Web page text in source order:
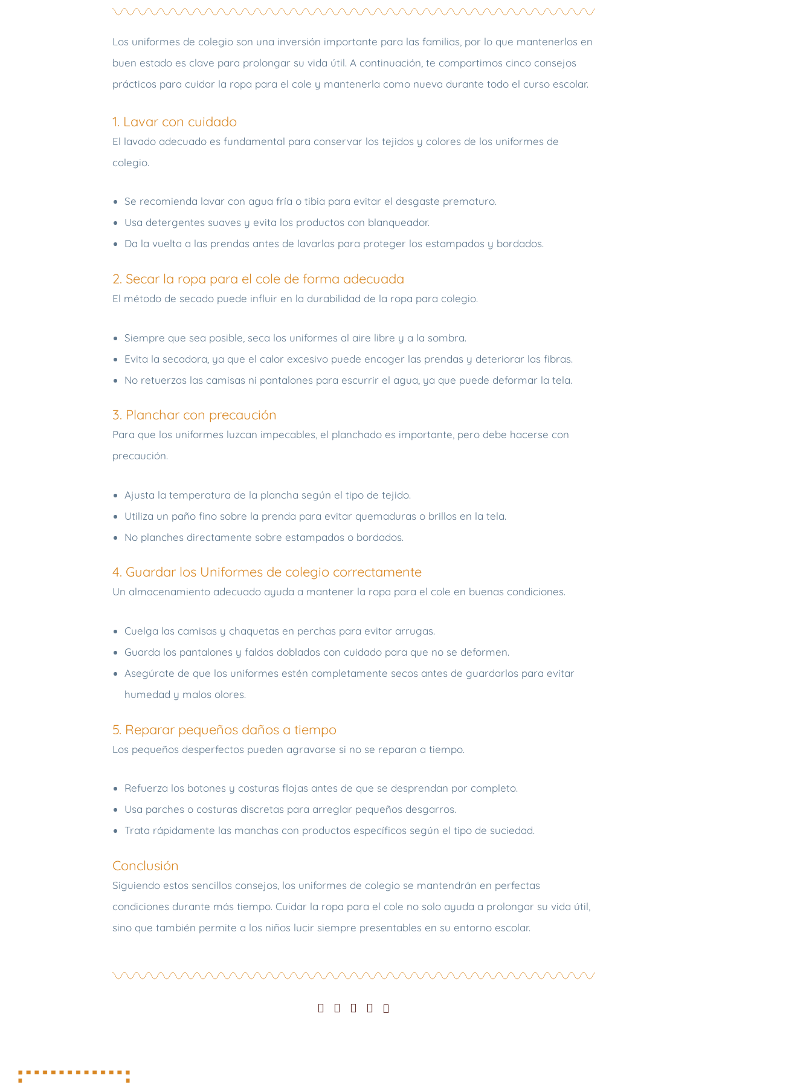
Los uniformes de colegio son una inversión importante para las familias, por lo que mantenerlos en
buen estado es clave para prolongar su vida útil. A continuación, te compartimos cinco consejos
prácticos para cuidar la ropa para el cole y mantenerla como nueva durante todo el curso escolar.
1. Lavar con cuidado
El lavado adecuado es fundamental para conservar los tejidos y colores de los uniformes de
colegio.
Se recomienda lavar con agua fría o tibia para evitar el desgaste prematuro.
Usa detergentes suaves y evita los productos con blanqueador.
Da la vuelta a las prendas antes de lavarlas para proteger los estampados y bordados.
2. Secar la ropa para el cole de forma adecuada
El método de secado puede influir en la durabilidad de la ropa para colegio.
Siempre que sea posible, seca los uniformes al aire libre y a la sombra.
Evita la secadora, ya que el calor excesivo puede encoger las prendas y deteriorar las fibras.
No retuerzas las camisas ni pantalones para escurrir el agua, ya que puede deformar la tela.
3. Planchar con precaución
Para que los uniformes luzcan impecables, el planchado es importante, pero debe hacerse con
precaución.
Ajusta la temperatura de la plancha según el tipo de tejido.
Utiliza un paño fino sobre la prenda para evitar quemaduras o brillos en la tela.
No planches directamente sobre estampados o bordados.
4. Guardar los Uniformes de colegio correctamente
Un almacenamiento adecuado ayuda a mantener la ropa para el cole en buenas condiciones.
Cuelga las camisas y chaquetas en perchas para evitar arrugas.
Guarda los pantalones y faldas doblados con cuidado para que no se deformen.
Asegúrate de que los uniformes estén completamente secos antes de guardarlos para evitar
humedad y malos olores.
5. Reparar pequeños daños a tiempo
Los pequeños desperfectos pueden agravarse si no se reparan a tiempo.
Refuerza los botones y costuras flojas antes de que se desprendan por completo.
Usa parches o costuras discretas para arreglar pequeños desgarros.
Trata rápidamente las manchas con productos específicos según el tipo de suciedad.
Conclusión
Siguiendo estos sencillos consejos, los uniformes de colegio se mantendrán en perfectas
condiciones durante más tiempo. Cuidar la ropa para el cole no solo ayuda a prolongar su vida útil,
sino que también permite a los niños lucir siempre presentables en su entorno escolar.